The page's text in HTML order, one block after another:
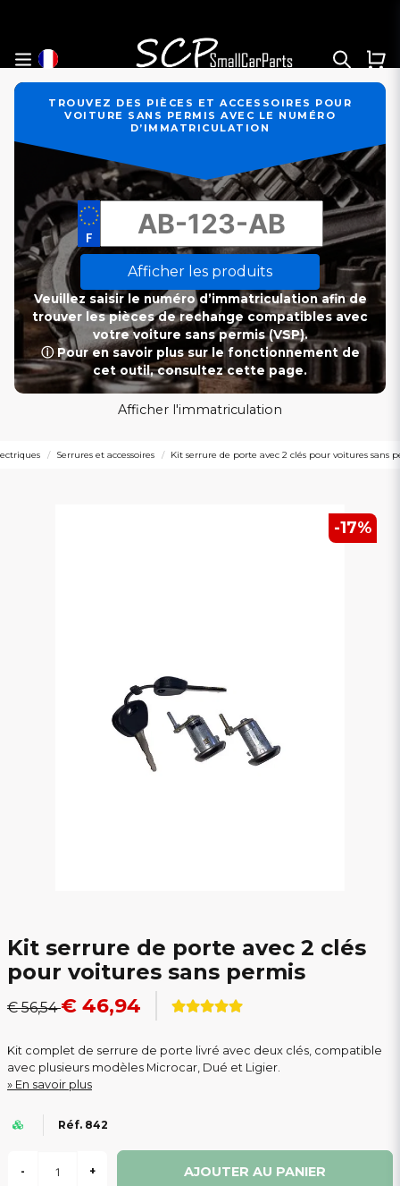
TROUVEZ DES PIÈCES ET ACCESSOIRES POUR
VOITURE SANS PERMIS AVEC LE NUMÉRO
D’IMMATRICULATION
Afficher les produits
Veuillez saisir le numéro d’immatriculation afin de
trouver les pièces de rechange compatibles avec
votre voiture sans permis (VSP).
ⓘ Pour en savoir plus sur le fonctionnement de
cet outil, consultez cette page.
Afficher l'immatriculation
Serrures et accessoires Kit serrure de porte avec 2 clés pour voitures sans
-17%
Kit serrure de porte avec 2 clés
pour voitures sans permis
€ 56,54€ 46,94
Kit complet de serrure de porte livré avec deux clés, compatible
avec plusieurs modèles Microcar, Dué et Ligier.
En savoir plus
Réf. 842
- + AJOUTER AU PANIER